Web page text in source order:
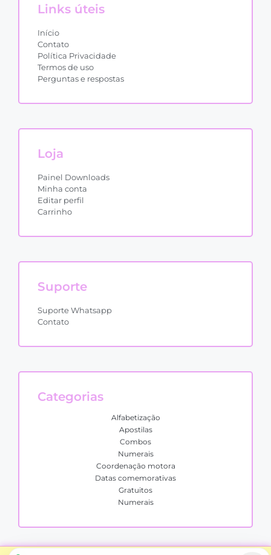
Links úteis
Início
Contato
Política Privacidade
Termos de uso
Perguntas e respostas
Loja
Painel Downloads
Minha conta
Editar perfil
Carrinho
Suporte
Suporte Whatsapp
Contato
Categorias
Alfabetização
Apostilas
Combos
Numerais
Coordenação motora
Datas comemorativas
Gratuitos
Numerais